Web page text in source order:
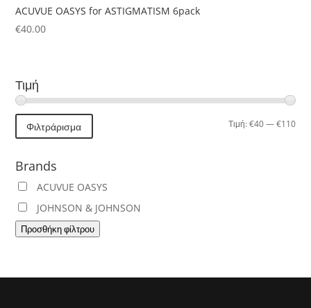
ACUVUE OASYS for ASTIGMATISM 6pack
€40.00
Τιμή
Φιλτράρισμα Τιμή:€40—€110
Brands
ACUVUE OASYS
JOHNSON & JOHNSON
Προσθήκη φίλτρου